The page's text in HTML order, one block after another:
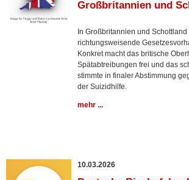
Großbritannien und
In Großbritannien und
richtungsweisende
Konkret macht das britische
Spätabtreibungen frei und das
stimmte in finaler Abstimmung
der Suizidhilfe.
mehr ...
10.03.2026